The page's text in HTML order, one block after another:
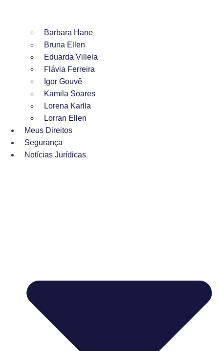
Barbara Hane
Bruna Ellen
Eduarda Villela
Flávia Ferreira
Igor Gouvê
Kamila Soares
Lorena Karlla
Lorran Ellen
Meus Direitos
Segurança
Notícias Jurídicas